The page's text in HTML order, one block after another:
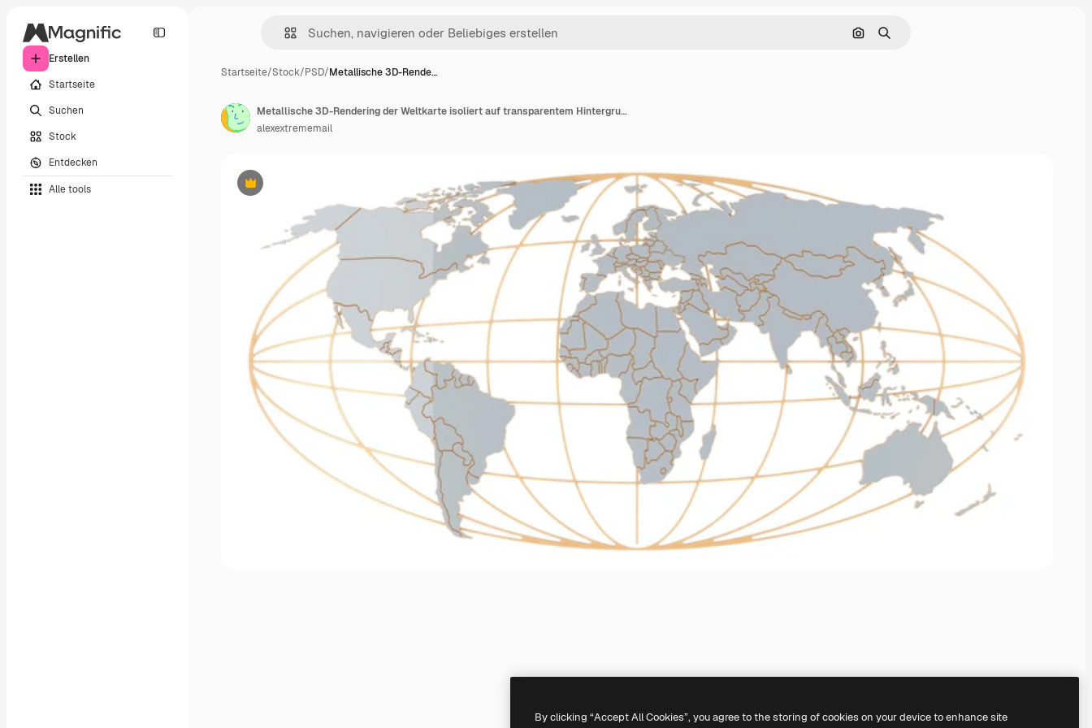
Erstellen
Startseite
Suchen
Stock
Entdecken
Alle tools
Nach Bild suchen
Suchen
Startseite/Stock/PSD/Metallische 3D-Rende…
Premium
Metallische 3D-Rendering der Weltkarte isoliert auf transparentem Hintergrund
alexextrememail
By clicking “Accept All Cookies”, you agree to the storing of cookies on your device to enhance site